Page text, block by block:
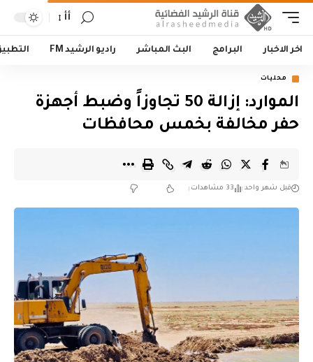
أأ
اخر الاخبار البرامج البث المباشر راديو الرشيد FM
محليات
الموارد: إزالة 50 تجاوزاً وضبط أجهزة
حفر مخالفة بخمس محافظات
قبل شهر واحد 33 مشاهدات